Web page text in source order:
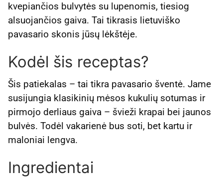
kvepiančios bulvytės su lupenomis, tiesiog
alsuojančios gaiva. Tai tikrasis lietuviško
pavasario skonis jūsų lėkštėje.
Kodėl šis receptas?
Šis patiekalas – tai tikra pavasario šventė. Jame
susijungia klasikinių mėsos kukulių sotumas ir
pirmojo derliaus gaiva – švieži krapai bei jaunos
bulvės. Todėl vakarienė bus soti, bet kartu ir
maloniai lengva.
Ingredientai